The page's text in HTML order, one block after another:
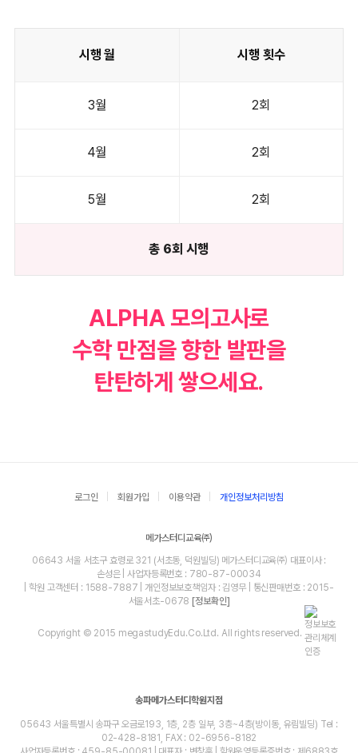
시행 월 시행 횟수
3월 2회
4월 2회
5월 2회
총 6회 시행
ALPHA 모의고사로
수학 만점을 향한 발판을
탄탄하게 쌓으세요.
로그인 회원가입 이용약관 개인정보처리방침
메가스터디교육㈜
06643 서울 서초구 효령로 321 (서초동, 덕원빌딩) 메가스터디교육㈜ 대표이사 :
손성은 | 사업자등록번호 : 780-87-00034
| 학원 고객센터 : 1588-7887 | 개인정보보호책임자 : 김영무 | 통신판매번호 : 2015-
서울서초-0678[정보확인]
Copyright © 2015 megastudyEdu.Co.Ltd. All rights reserved.
송파메가스터디학원지점
05643 서울특별시 송파구 오금로193, 1층, 2층 일부, 3층~4층(방이동, 유림빌딩) Tel :
02-428-8181, FAX : 02-6956-8182